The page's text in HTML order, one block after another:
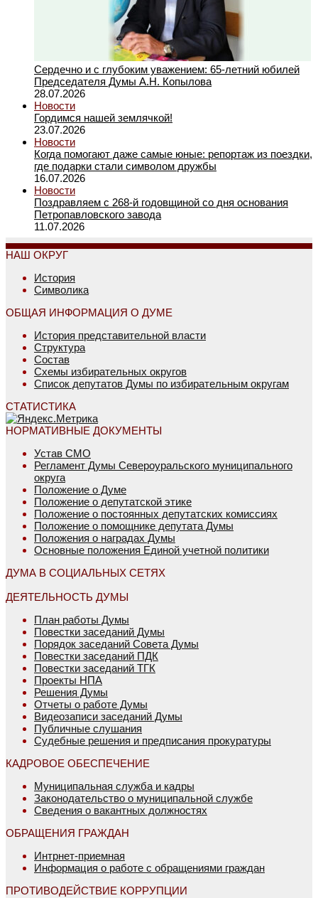
Сердечно и с глубоким уважением: 65-летний юбилей
Председателя Думы А.Н. Копылова
28.07.2026
Новости
Гордимся нашей землячкой!
23.07.2026
Новости
Когда помогают даже самые юные: репортаж из поездки,
где подарки стали символом дружбы
16.07.2026
Новости
Поздравляем с 268-й годовщиной со дня основания
Петропавловского завода
11.07.2026
НАШ ОКРУГ
История
Символика
ОБЩАЯ ИНФОРМАЦИЯ О ДУМЕ
История представительной власти
Структура
Состав
Схемы избирательных округов
Список депутатов Думы по избирательным округам
СТАТИСТИКА
НОРМАТИВНЫЕ ДОКУМЕНТЫ
Устав СМО
Регламент Думы Североуральского муниципального
округа
Положение о Думе
Положение о депутатской этике
Положение о постоянных депутатских комиссиях
Положение о помощнике депутата Думы
Положения о наградах Думы
Основные положения Единой учетной политики
ДУМА В СОЦИАЛЬНЫХ СЕТЯХ
ДЕЯТЕЛЬНОСТЬ ДУМЫ
План работы Думы
Повестки заседаний Думы
Порядок заседаний Совета Думы
Повестки заседаний ПДК
Повестки заседаний ТГК
Проекты НПА
Решения Думы
Отчеты о работе Думы
Видеозаписи заседаний Думы
Публичные слушания
Судебные решения и предписания прокуратуры
КАДРОВОЕ ОБЕСПЕЧЕНИЕ
Муниципальная служба и кадры
Законодательство о муниципальной службе
Сведения о вакантных должностях
ОБРАЩЕНИЯ ГРАЖДАН
Интрнет-приемная
Информация о работе с обращениями граждан
ПРОТИВОДЕЙСТВИЕ КОРРУПЦИИ